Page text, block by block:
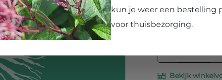
30-60cm C4
Bekijk
kun je weer een bestelling
voor thuisbezorging.